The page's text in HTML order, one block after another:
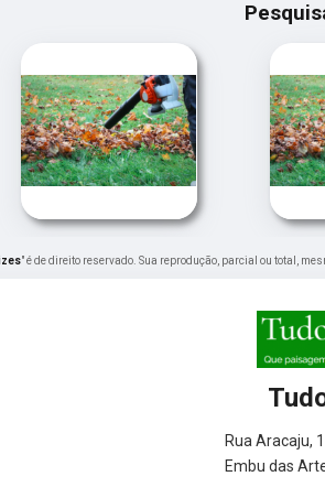
" é de direito reservado. Sua reprodução, parcial ou total,
Rua Aracaju,
Embu das